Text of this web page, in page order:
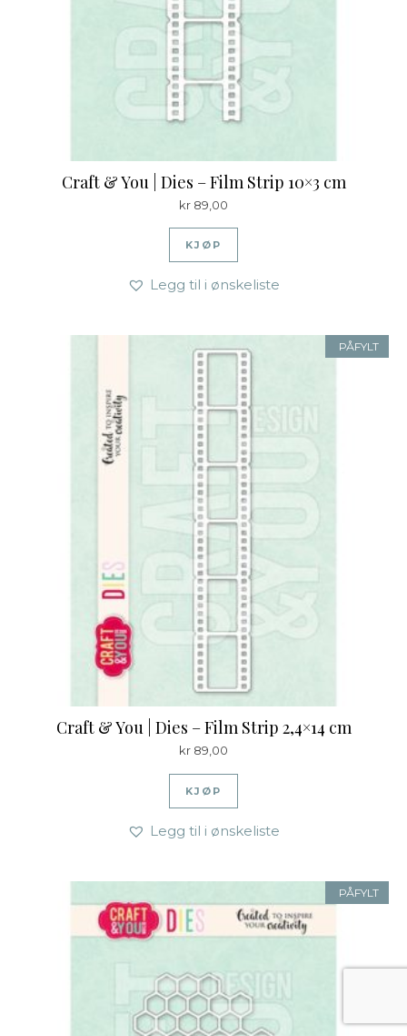
Craft & You | Dies – Film Strip 10×3 cm
kr 89,00
KJØP
Legg til i ønskeliste
PÅFYLT
Craft & You | Dies – Film Strip 2,4×14 cm
kr 89,00
KJØP
Legg til i ønskeliste
PÅFYLT